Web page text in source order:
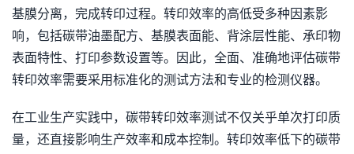
基膜分离，完成转印过程。转印效率的高低受多种因素影
响，包括碳带油墨配方、基膜表面能、背涂层性能、承印物
表面特性、打印参数设置等。因此，全面、准确地评估碳带
转印效率需要采用标准化的测试方法和专业的检测仪器。
在工业生产实践中，碳带转印效率测试不仅关乎单次打印质
量，还直接影响生产效率和成本控制。转印效率低下的碳带